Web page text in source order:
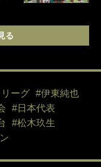
る
ーグ
#伊東純也
#日本代表
#松木玖生